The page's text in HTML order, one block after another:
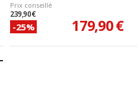
Prix conseillé
239,90 €
-25% 179,90 €